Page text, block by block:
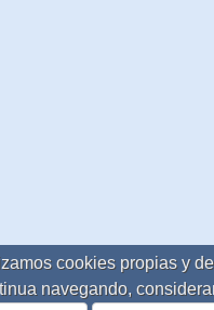
cookies propias y
navegando,